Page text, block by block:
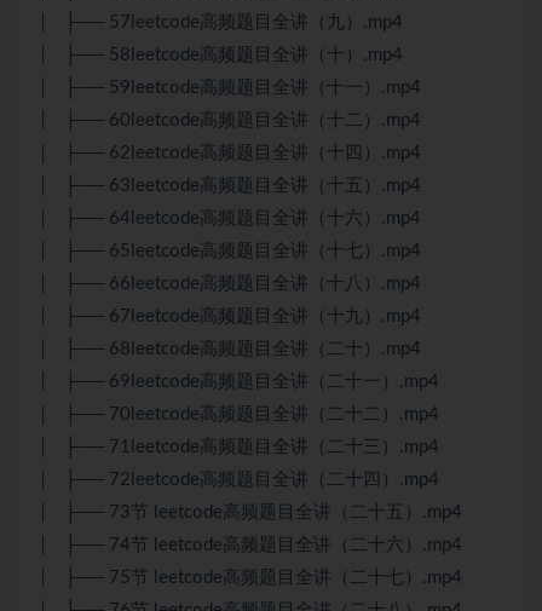
│ ├── 57leetcode高频题目全讲（九）.mp4
│ ├── 58leetcode高频题目全讲（十）.mp4
│ ├── 59leetcode高频题目全讲（十一）.mp4
│ ├── 60leetcode高频题目全讲（十二）.mp4
│ ├── 62leetcode高频题目全讲（十四）.mp4
│ ├── 63leetcode高频题目全讲（十五）.mp4
│ ├── 64leetcode高频题目全讲（十六）.mp4
│ ├── 65leetcode高频题目全讲（十七）.mp4
│ ├── 66leetcode高频题目全讲（十八）.mp4
│ ├── 67leetcode高频题目全讲（十九）.mp4
│ ├── 68leetcode高频题目全讲（二十）.mp4
│ ├── 69leetcode高频题目全讲（二十一）.mp4
│ ├── 70leetcode高频题目全讲（二十二）.mp4
│ ├── 71leetcode高频题目全讲（二十三）.mp4
│ ├── 72leetcode高频题目全讲（二十四）.mp4
│ ├── 73节 leetcode高频题目全讲（二十五）.mp4
│ ├── 74节 leetcode高频题目全讲（二十六）.mp4
│ ├── 75节 leetcode高频题目全讲（二十七）.mp4